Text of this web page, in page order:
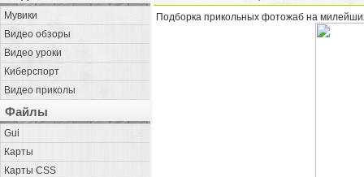
Мувики
Видео обзоры
Видео уроки
Киберспорт
Видео приколы
Файлы
Gui
Карты
Карты CSS
Подборка прикольных фотожаб на